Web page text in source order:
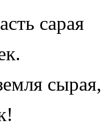
сарая
сырая,